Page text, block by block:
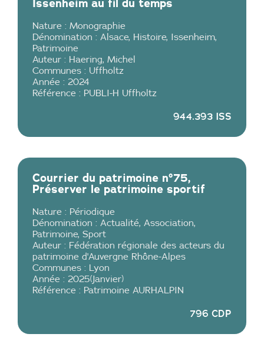
Issenheim au fil du temps
Nature : Monographie
Dénomination : Alsace, Histoire, Issenheim,
Patrimoine
Auteur : Haering, Michel
Communes : Uffholtz
Année : 2024
Référence : PUBLI-H Uffholtz
944.393 ISS
Courrier du patrimoine n°75,
Préserver le patrimoine sportif
Nature : Périodique
Dénomination : Actualité, Association,
Patrimoine, Sport
Auteur : Fédération régionale des acteurs du
patrimoine d'Auvergne Rhône-Alpes
Communes :
Lyon
Année : 2025( Janvier)
Référence : Patrimoine AURHALPIN
796 CDP